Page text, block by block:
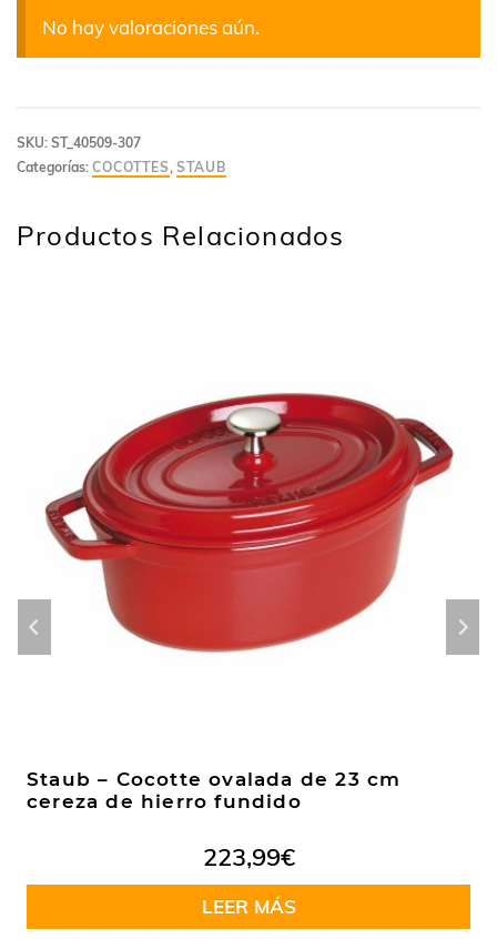
No hay valoraciones aún.
SKU: ST_40509-307
Categorías: COCOTTES , STAUB
Productos Relacionados
Staub – Cocotte ovalada de 23 cm
cereza de hierro fundido
223,99€
LEER MÁS